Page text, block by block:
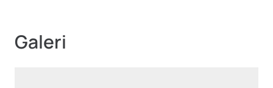
Galeri